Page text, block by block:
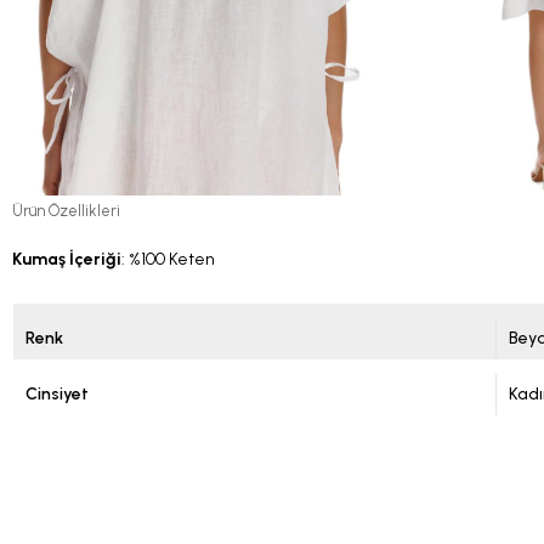
Ürün Özellikleri
Kumaş İçeriği: %100 Keten
Renk
Cinsiyet